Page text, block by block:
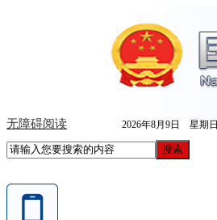
无障碍阅读 2026年8月9日 星期日